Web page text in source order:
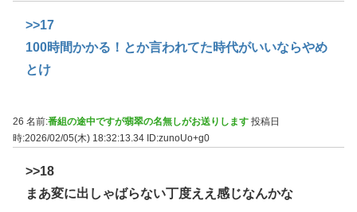
>>17
100時間かかる！とか言われてた時代がいいならやめ
とけ
26 名前:番組の途中ですが翡翠の名無しがお送りします 投稿日
時:2026/02/05(木) 18:32:13.34 ID:zunoUo+g0
>>18
まあ変に出しゃばらない丁度ええ感じなんかな